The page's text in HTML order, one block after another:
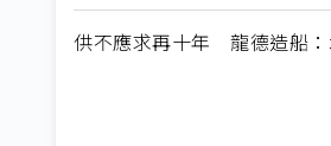
供不應求再十年 龍德造船